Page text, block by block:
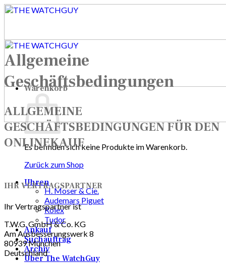
Zum
Warenkorb
Es befinden sich keine Produkte im Warenkorb.
Zurück zum Shop
Uhren
H. Moser & Cie.
Audemars Piguet
Rolex
Tudor
Ankauf
Suchauftrag
Archiv
Über The WatchGuy
Allgemeine
Geschäftsbedingungen
ALLGEMEINE
GESCHÄFTSBEDINGUNGEN FÜR DEN
ONLINEKAUF
IHR VERTRAGSPARTNER
Ihr Vertragspartner ist
T.W.G. GmbH & Co. KG
Am Ausbesserungswerk 8
80939 München
Deutschland